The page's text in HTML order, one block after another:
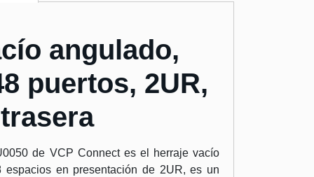
angulado,
puertos, 2UR,
de VCP Connect es el herraje vacío
espacios en presentación de 2UR, es un